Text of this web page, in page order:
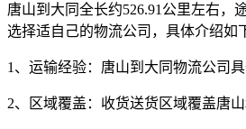
唐山到大同全长约526.91公里左右，
选择适自己的物流公司，具体介绍如
1、运输经验： 唐山到大同物流公司
2、区域覆盖： 收货送货区域覆盖唐